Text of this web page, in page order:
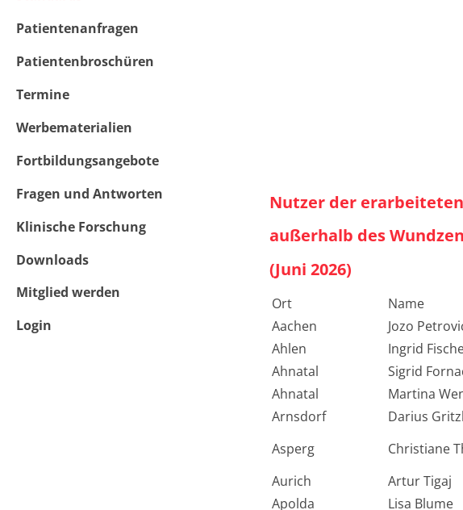
Nutzer der
außerhalb des
(Juni 2026)
Ort Name
Aachen
Jozo
Ahlen
Ingrid
Ahnatal
Sigrid
Ahnatal
Martina
Arnsdorf
Darius
Asperg
Christiane
Aurich
Artur Tigaj
Apolda
Lisa Blume
Patientenanfragen
Patientenbroschüren
Termine
Werbematerialien
Fortbildungsangebote
Fragen und Antworten
Klinische Forschung
Downloads
Mitglied werden
Login